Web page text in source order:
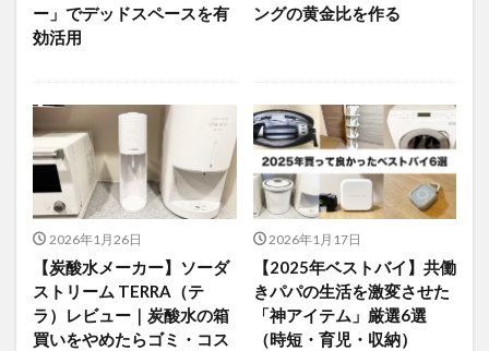
ー」でデッドスペースを有
効活用
ングの黄金比を作る
2026年1月26日
【炭酸水メーカー】ソーダ
ストリーム TERRA（テ
ラ）レビュー｜炭酸水の箱
買いをやめたらゴミ・コス
2026年1月17日
【2025年ベストバイ】共働
きパパの生活を激変させた
「神アイテム」厳選6選
（時短・育児・収納）